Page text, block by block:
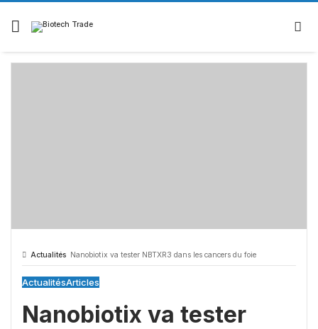
Actualités Nanobiotix va tester NBTXR3 dans les cancers du foie
ActualitésArticles
Nanobiotix va tester